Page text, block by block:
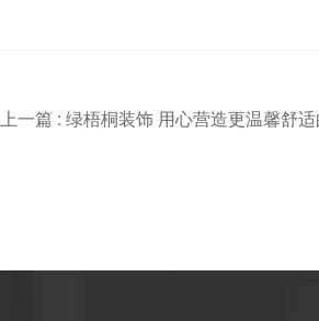
上一篇 : 绿梧桐装饰 用心营造更温馨舒